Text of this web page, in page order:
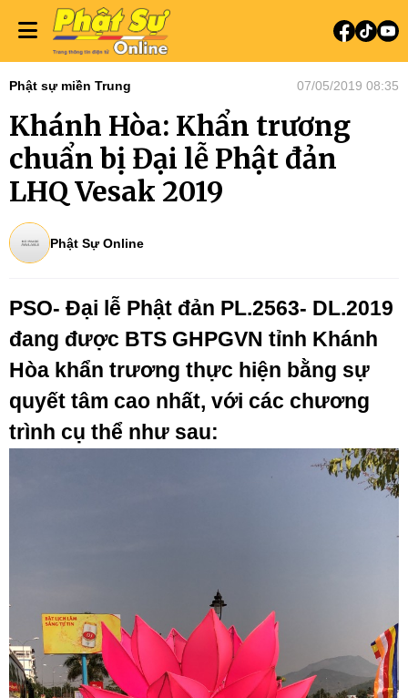
Phật sự miền Trung 07/05/2019 08:35
Khánh Hòa: Khẩn trương
chuẩn bị Đại lễ Phật đản
LHQ Vesak 2019
Phật Sự Online
PSO- Đại lễ Phật đản PL.2563- DL.2019
đang được BTS GHPGVN tỉnh Khánh
Hòa khẩn trương thực hiện bằng sự
quyết tâm cao nhất, với các chương
trình cụ thể như sau: